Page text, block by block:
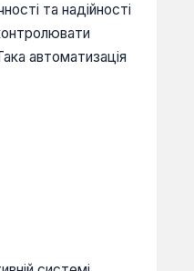
та надійності
автоматизація